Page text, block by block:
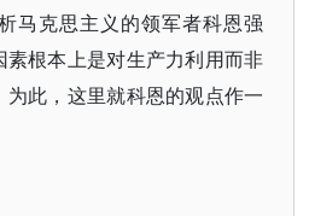
马克思主义的领军者科恩强
根本上是对生产力利用而非
此，这里就科恩的观点作一